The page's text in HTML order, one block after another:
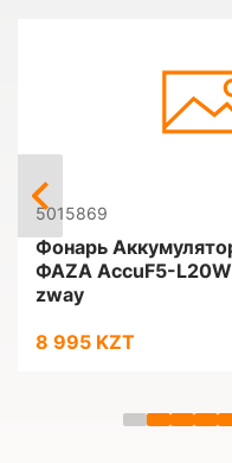
5015869
Фонарь
ФАZА AccuF5-
zway
8 995 KZT